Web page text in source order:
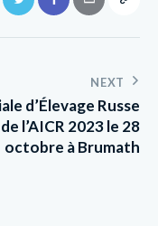
NEXT
d’Élevage Russe
de l’AICR 2023 le 28
octobre à Brumath